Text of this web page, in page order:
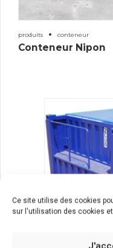
Ce site utilise des cookies
sur l'utilisation des cookies
produits conteneur
Conteneur Nipon